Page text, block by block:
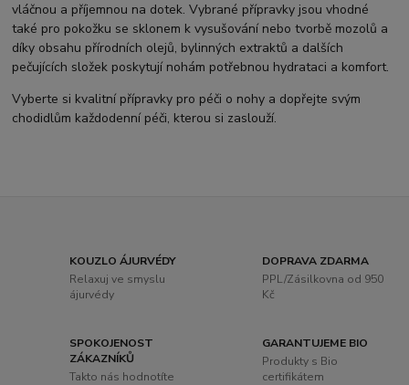
vláčnou a příjemnou na dotek. Vybrané přípravky jsou vhodné
také pro pokožku se sklonem k vysušování nebo tvorbě mozolů a
díky obsahu přírodních olejů, bylinných extraktů a dalších
pečujících složek poskytují nohám potřebnou hydrataci a komfort.
Vyberte si kvalitní přípravky pro péči o nohy a dopřejte svým
chodidlům každodenní péči, kterou si zaslouží.
KOUZLO ÁJURVÉDY
Relaxuj ve smyslu
ájurvédy
DOPRAVA ZDARMA
PPL/Zásilkovna od 950
Kč
SPOKOJENOST
ZÁKAZNÍKŮ
Takto nás hodnotíte
GARANTUJEME BIO
Produkty s Bio
certifikátem